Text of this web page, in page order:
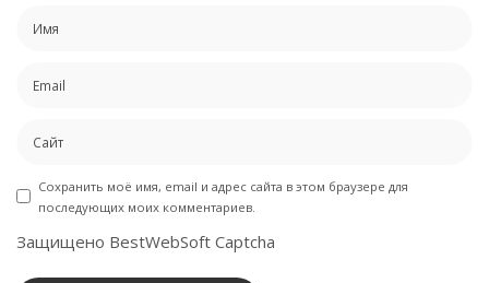
Сохранить моё имя, email и адрес сайта в этом браузере для
последующих моих комментариев.
Защищено BestWebSoft Captcha